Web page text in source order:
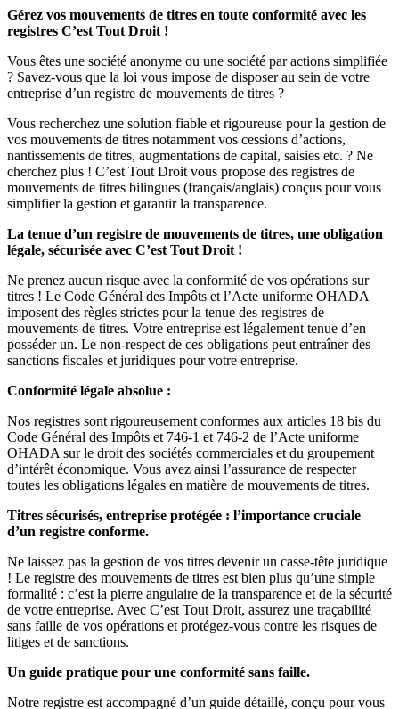
Sécurité
Garanties
!
Gérez vos mouvements de titres en toute conformité avec les
registres C’est Tout Droit !
Vous êtes une société anonyme ou une société par actions simplifiée
? Savez-vous que la loi vous impose de disposer au sein de votre
entreprise d’un registre de mouvements de titres ?
Vous recherchez une solution fiable et rigoureuse pour la gestion de
vos mouvements de titres notamment vos cessions d’actions,
nantissements de titres, augmentations de capital, saisies etc. ? Ne
cherchez plus ! C’est Tout Droit vous propose des registres de
mouvements de titres bilingues (français/anglais) conçus pour vous
simplifier la gestion et garantir la transparence.
La tenue d’un registre de mouvements de titres, une obligation
légale, sécurisée avec C’est Tout Droit !
Ne prenez aucun risque avec la conformité de vos opérations sur
titres ! Le Code Général des Impôts et l’Acte uniforme OHADA
imposent des règles strictes pour la tenue des registres de
mouvements de titres. Votre entreprise est légalement tenue d’en
posséder un. Le non-respect de ces obligations peut entraîner des
sanctions fiscales et juridiques pour votre entreprise.
Conformité légale absolue :
Nos registres sont rigoureusement conformes aux articles 18 bis du
Code Général des Impôts et 746-1 et 746-2 de l’Acte uniforme
OHADA sur le droit des sociétés commerciales et du groupement
d’intérêt économique. Vous avez ainsi l’assurance de respecter
toutes les obligations légales en matière de mouvements de titres.
Titres sécurisés, entreprise protégée : l’importance cruciale
d’un registre conforme.
Ne laissez pas la gestion de vos titres devenir un casse-tête juridique
! Le registre des mouvements de titres est bien plus qu’une simple
formalité : c’est la pierre angulaire de la transparence et de la sécurité
de votre entreprise. Avec C’est Tout Droit, assurez une traçabilité
sans faille de vos opérations et protégez-vous contre les risques de
litiges et de sanctions.
Un guide pratique pour une conformité sans faille.
Notre registre est accompagné d’un guide détaillé, conçu pour vous